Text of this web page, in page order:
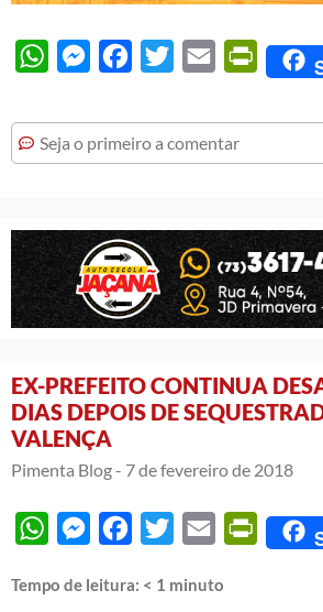
WhatsAppMessengerFacebook
Twitter Email
Seja o primeiro a comentar
EX-PREFEITO CONTINUA
DIAS DEPOIS DE
VALENÇA
Pimenta Blog - 7 de fevereiro de 2018
WhatsAppMessengerFacebook
Twitter Email
Tempo de leitura: < 1 minuto